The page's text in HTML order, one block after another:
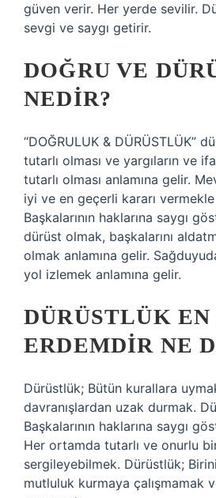
güven verir. Her yerde sevilir.
sevgi ve saygı getirir.
DOĞRU VE
NEDIR?
“DOĞRULUK & DÜRÜSTLÜK”
tutarlı olması ve yargıların ve
tutarlı olması anlamına gelir.
iyi ve en geçerli kararı
Başkalarının haklarına saygı
dürüst olmak, başkalarını
olmak anlamına gelir.
yol izlemek anlamına gelir.
DÜRÜSTLÜK
ERDEMDIR NE
Dürüstlük; Bütün kurallara
davranışlardan uzak durmak.
Başkalarının haklarına saygı
Her ortamda tutarlı ve onurlu
sergileyebilmek. Dürüstlük;
mutluluk kurmaya çalışmamak